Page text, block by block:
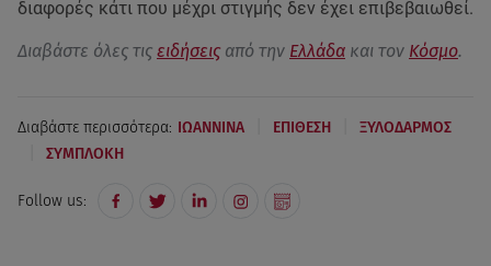
διαφορές κάτι που μέχρι στιγμής δεν έχει επιβεβαιωθεί.
Διαβάστε όλες τις ειδήσεις από την Ελλάδα και τον Κόσμο.
Διαβάστε περισσότερα: ΙΩΑΝΝΙΝΑ ΕΠΙΘΕΣΗ ΞΥΛΟΔΑΡΜΟΣ
ΣΥΜΠΛΟΚΗ
Follow us: